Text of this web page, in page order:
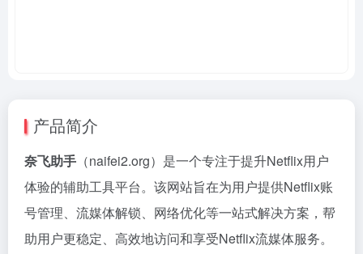
产品简介
奈飞助手 （naifei2.org）是一个专注于提升Netflix用户
体验的辅助工具平台。该网站旨在为用户提供Netflix账
号管理、流媒体解锁、网络优化等一站式解决方案，帮
助用户更稳定、高效地访问和享受Netflix流媒体服务。